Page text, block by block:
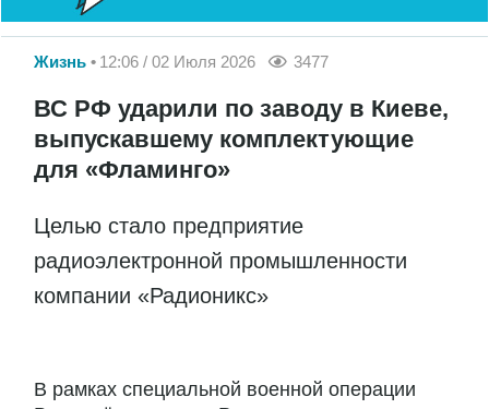
Жизнь 12:06 / 02 Июля 2026 3477
ВС РФ ударили по заводу в Киеве,
выпускавшему комплектующие
для «Фламинго»
Целью стало предприятие
радиоэлектронной промышленности
компании «Радионикс»
В рамках специальной военной операции